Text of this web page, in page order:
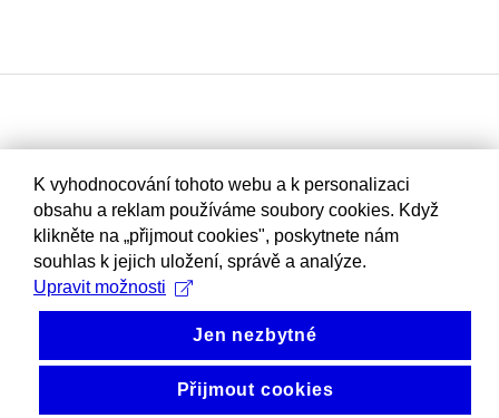
K vyhodnocování tohoto webu a k personalizaci
obsahu a reklam používáme soubory cookies. Když
klikněte na „přijmout cookies", poskytnete nám
souhlas k jejich uložení, správě a analýze.
Upravit možnosti
Jen nezbytné
Přijmout cookies